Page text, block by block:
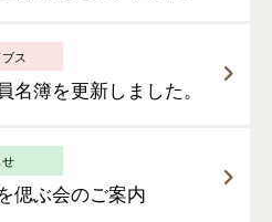
ス
簿を更新しました。
偲ぶ会のご案内